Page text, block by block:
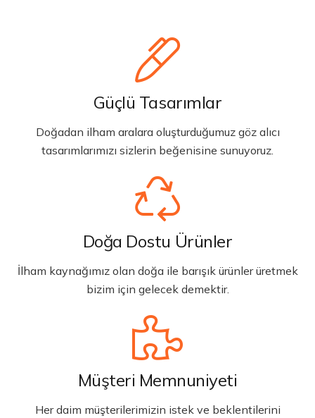
Güçlü Tasarımlar
Doğadan ilham aralara oluşturduğumuz göz alıcı
tasarımlarımızı sizlerin beğenisine sunuyoruz.
Doğa Dostu Ürünler
İlham kaynağımız olan doğa ile barışık ürünler üretmek
bizim için gelecek demektir.
Müşteri Memnuniyeti
Her daim müşterilerimizin istek ve beklentilerini